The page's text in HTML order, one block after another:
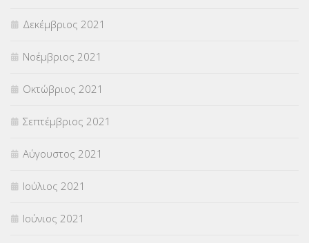
Δεκέμβριος 2021
Νοέμβριος 2021
Οκτώβριος 2021
Σεπτέμβριος 2021
Αύγουστος 2021
Ιούλιος 2021
Ιούνιος 2021